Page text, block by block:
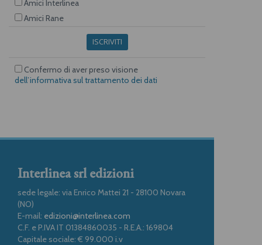
Amici Interlinea
Amici Rane
ISCRIVITI
Confermo di aver preso visione
dell’informativa sul trattamento dei dati
Interlinea srl edizioni
sede legale: via Enrico Mattei 21 - 28100 Novara
(NO)
E-mail: edizioni@interlinea.com
C.F. e P.IVA IT 01384860035 - R.E.A.: 169804
Capitale sociale: € 99.000 i.v